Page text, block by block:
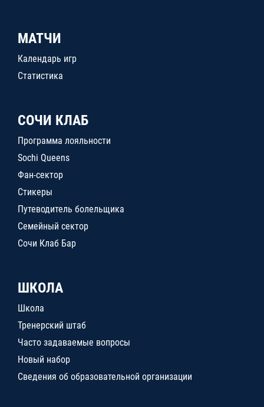
МАТЧИ
Календарь игр
Статистика
СОЧИ КЛАБ
Программа лояльности
Sochi Queens
Фан-сектор
Стикеры
Путеводитель болельщика
Семейный сектор
Сочи Клаб Бар
ШКОЛА
Школа
Тренерский штаб
Часто задаваемые вопросы
Новый набор
Сведения об образовательной организации